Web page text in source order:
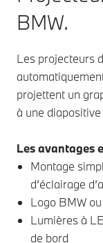
BMW.
Les projecteurs
projettent un
à une
Les avantages
Montage
d’éclairage
Logo BMW
Lumières à
de bord